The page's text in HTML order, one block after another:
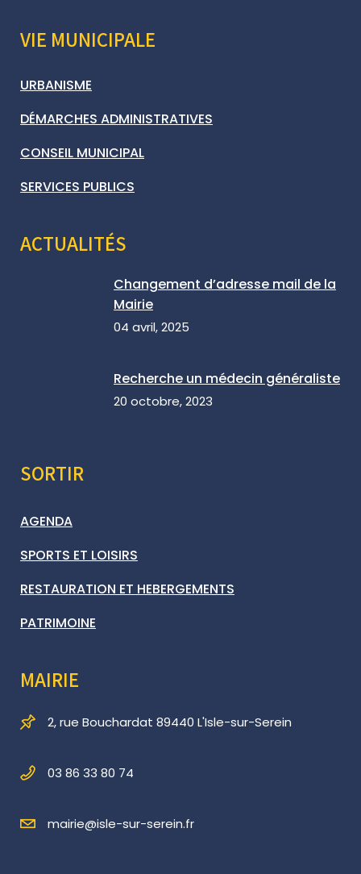
VIE MUNICIPALE
URBANISME
DÉMARCHES ADMINISTRATIVES
CONSEIL MUNICIPAL
SERVICES PUBLICS
ACTUALITÉS
Changement d’adresse mail de la
Mairie
04 avril, 2025
Recherche un médecin généraliste
20 octobre, 2023
SORTIR
AGENDA
SPORTS ET LOISIRS
RESTAURATION ET HEBERGEMENTS
PATRIMOINE
MAIRIE
2, rue Bouchardat 89440 L'Isle-sur-Serein
03 86 33 80 74
mairie@isle-sur-serein.fr